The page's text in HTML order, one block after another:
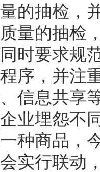
的抽检，
量的抽检
时要求规
序，并注
信息共享
业埋怨不
种商品，
实行联动